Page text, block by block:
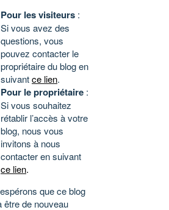
Pour les visiteurs :
Si vous avez des
questions, vous
pouvez contacter le
propriétaire du blog en
suivantce lien.
Pour le propriétaire :
Si vous souhaitez
rétablir l’accès à votre
blog, nous vous
invitons à nous
contacter en suivant
ce lien.
que ce blog
être de nouveau